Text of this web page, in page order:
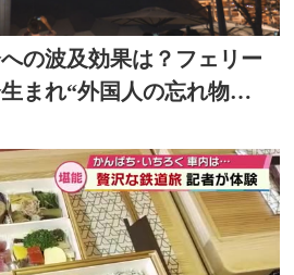
への波及効果は？フェリー
まれ“外国人の忘れ物配